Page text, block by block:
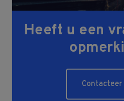
Heeft u een
Contacteer